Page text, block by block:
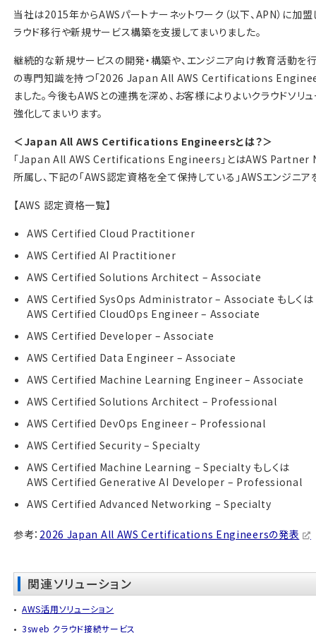
当社は2015年からAWSパートナーネットワーク（以下、APN）に加
ラウド移行や新規サービス構築を支援してまいりました。
継続的な新規サービスの開発・構築や、エンジニア向け教育活動を
の専門知識を持つ「2026 Japan All AWS Certifications
ました。今後もAWSとの連携を深め、お客様によりよいクラウドソリ
強化してまいります。
＜Japan All AWS Certifications Engineersとは？＞
「Japan All AWS Certifications Engineers」とはAWS Partner
所属し、下記の「AWS認定資格を全て保持している」AWSエンジニ
【AWS 認定資格一覧】
AWS Certified Cloud Practitioner
AWS Certified AI Practitioner
AWS Certified Solutions Architect – Associate
AWS Certified SysOps Administrator – Associate もしくは
AWS Certified CloudOps Engineer – Associate
AWS Certified Developer – Associate
AWS Certified Data Engineer – Associate
AWS Certified Machine Learning Engineer – Associate
AWS Certified Solutions Architect – Professional
AWS Certified DevOps Engineer – Professional
AWS Certified Security – Specialty
AWS Certified Machine Learning – Specialty もしくは
AWS Certified Generative AI Developer – Professional
AWS Certified Advanced Networking – Specialty
参考： 2026 Japan All AWS Certifications Engineersの発表
関連ソリューション
AWS活用ソリューション
3sweb クラウド接続サービス